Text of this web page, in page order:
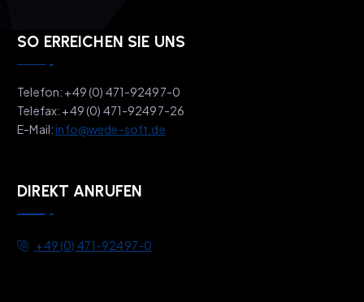
SO ERREICHEN SIE UNS
Telefon: +49 (0) 471-92497-0
Telefax: +49 (0) 471-92497-26
E-Mail: info@wede-soft.de
DIREKT ANRUFEN
+49 (0) 471-92497-0